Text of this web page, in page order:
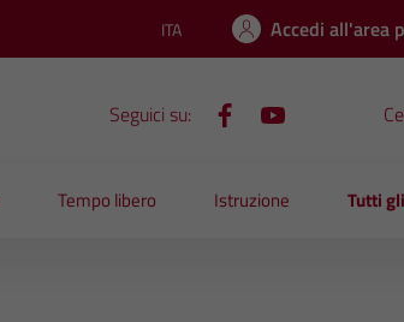
Lingua attiva:
ITA Accedi all'area
Seguici su:
Tempo libero Istruzione Tutti